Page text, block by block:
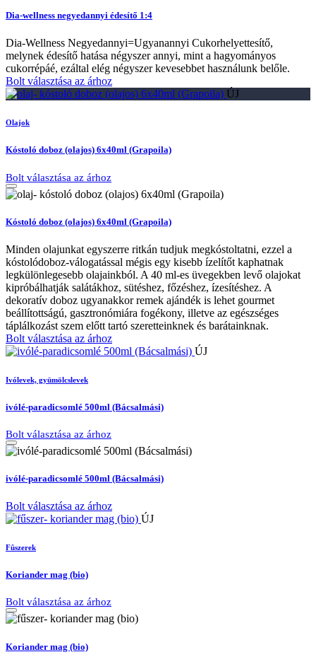
Dia-wellness negyedannyi édesítő 1:4
Dia-Wellness Negyedannyi=Ugyanannyi Cukorhelyettesítő,
melynek édesítő hatása négyszer annyi, mint a hagyományos
cukorrépáé, ezáltal elég négyszer kevesebbet használunk belőle.
Bolt választása az árhoz
ÚJ
Olajok
Kóstoló doboz (olajos) 6x40ml (Grapoila)
Bolt választása az árhoz
Kóstoló doboz (olajos) 6x40ml (Grapoila)
Minden olajunkat egyszerre ritkán tudjuk megkóstoltatni, ezzel a
kóstolódoboz-válogatással mégis egy kisebb ízelítőt kaphatnak
legkülönlegesebb olajainkból. A 40 ml-es üvegekben levő olajokat
kipróbálhatják salátákhoz, sütéshez, főzéshez, ízesítéshez. A
dekoratív doboz ugyanakkor remek ajándék is lehet gourmet
beállítottságú, gasztronómiára fogékony, illetve az egészséges
táplálkozást szem előtt tartó szeretteinknek és barátainknak.
Bolt választása az árhoz
ÚJ
Ivólevek, gyümölcslevek
ivólé-paradicsomlé 500ml (Bácsalmási)
Bolt választása az árhoz
ivólé-paradicsomlé 500ml (Bácsalmási)
Bolt választása az árhoz
ÚJ
Fûszerek
Koriander mag (bio)
Bolt választása az árhoz
Koriander mag (bio)